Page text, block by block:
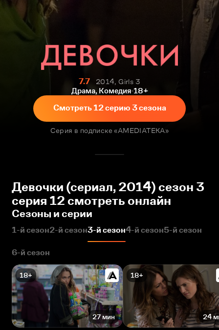
7.7
2014, Girls 3
Драма, Комедия 18+
Смотреть 12 серию 3 сезона
Серия в подписке «AMEDIATEKA»
Девочки (сериал, 2014) сезон 3
серия 12 смотреть онлайн
Сезоны и серии
1-й сезон2-й сезон3-й сезон4-й сезон5-й сезон
6-й сезон
18+
27 мин
18+
24